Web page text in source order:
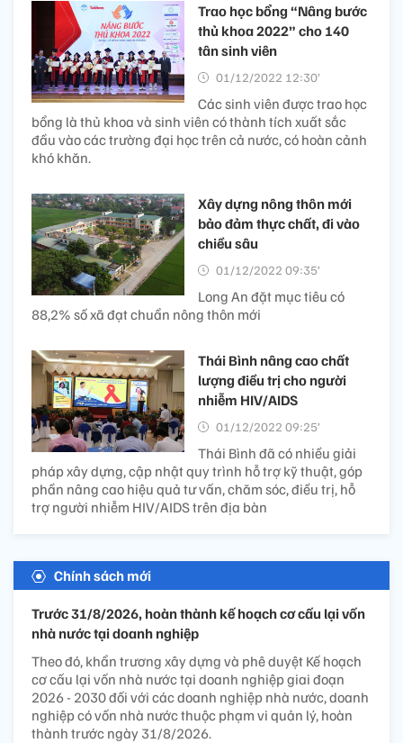
Trao học bổng “Nâng bước
thủ khoa 2022” cho 140
tân sinh viên
01/12/2022 12:30’
Các sinh viên được trao học
bổng là thủ khoa và sinh viên có thành tích xuất sắc
đầu vào các trường đại học trên cả nước, có hoàn cảnh
khó khăn.
Xây dựng nông thôn mới
bảo đảm thực chất, đi vào
chiều sâu
01/12/2022 09:35’
Long An đặt mục tiêu có
88,2% số xã đạt chuẩn nông thôn mới
Thái Bình nâng cao chất
lượng điều trị cho người
nhiễm HIV/AIDS
01/12/2022 09:25’
Thái Bình đã có nhiều giải
pháp xây dựng, cập nhật quy trình hỗ trợ kỹ thuật, góp
phần nâng cao hiệu quả tư vấn, chăm sóc, điều trị, hỗ
trợ người nhiễm HIV/AIDS trên địa bàn
Chính sách mới
Trước 31/8/2026, hoàn thành kế hoạch cơ cấu lại vốn
nhà nước tại doanh nghiệp
Theo đó, khẩn trương xây dựng và phê duyệt Kế hoạch
cơ cấu lại vốn nhà nước tại doanh nghiệp giai đoạn
2026 - 2030 đối với các doanh nghiệp nhà nước, doanh
nghiệp có vốn nhà nước thuộc phạm vi quản lý, hoàn
thành trước ngày 31/8/2026.